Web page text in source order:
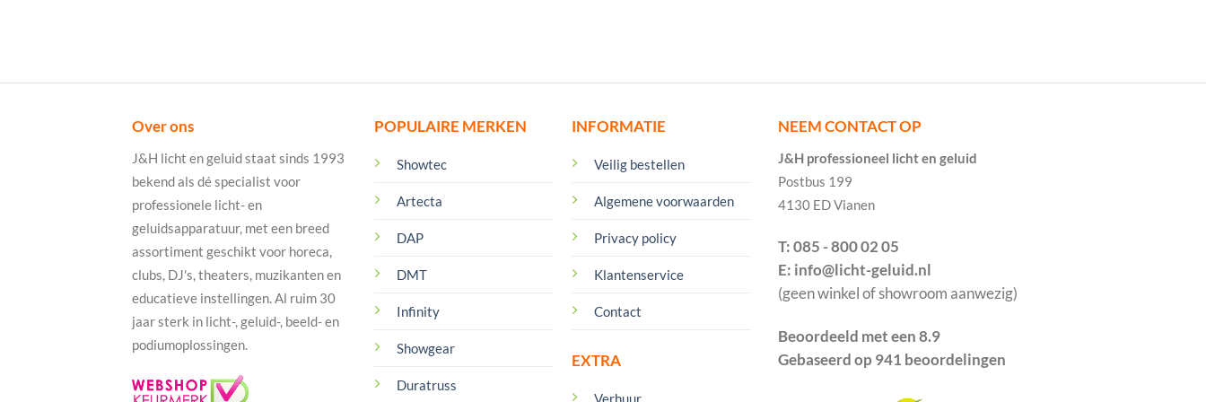
Over ons
J&H licht en geluid staat sinds 1993
bekend als dé specialist voor
professionele licht- en
geluidsapparatuur, met een breed
assortiment geschikt voor horeca,
clubs, DJ's, theaters, muzikanten en
educatieve instellingen. Al ruim 30
jaar sterk in licht-, geluid-, beeld- en
podiumoplossingen.
POPULAIRE MERKEN
Showtec
Artecta
DAP
DMT
Infinity
Showgear
Duratruss
INFORMATIE
Veilig bestellen
Algemene voorwaarden
Privacy policy
Klantenservice
Contact
EXTRA
Verhuur
NEEM CONTACT OP
J&H professioneel licht en geluid
Postbus 199
4130 ED Vianen
T: 085 - 800 02 05
E: info@licht-geluid.nl
(geen winkel of showroom aanwezig)
Beoordeeld met een 8.9
Gebaseerd op 941 beoordelingen